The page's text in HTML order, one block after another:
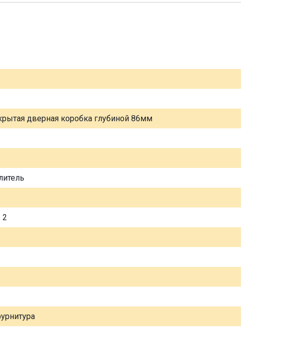
дверная коробка глубиной 86мм
2